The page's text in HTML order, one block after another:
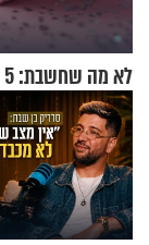
לא מה שחשבת: 5 סודות ליצירת מראה מטופח ורענן